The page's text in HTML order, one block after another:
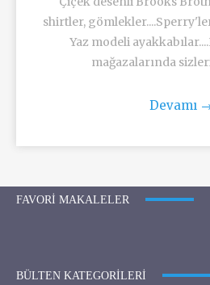
shirtler,
Yaz modeli
mağazalarında
Devamı
FAVORI MAKALELER
BÜLTEN KATEGORILERI